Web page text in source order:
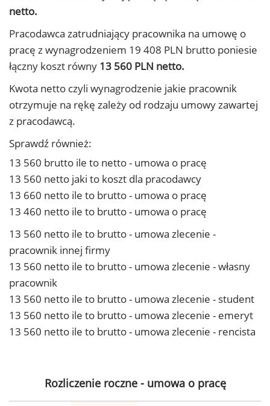
netto.
Pracodawca zatrudniający pracownika na umowę o
pracę z wynagrodzeniem 19 408 PLN brutto poniesie
łączny koszt równy 13 560 PLN netto.
Kwota netto czyli wynagrodzenie jakie pracownik
otrzymuje na rękę zależy od rodzaju umowy zawartej
z pracodawcą.
Sprawdź również:
13 560 brutto ile to netto - umowa o pracę
13 560 netto jaki to koszt dla pracodawcy
13 660 netto ile to brutto - umowa o pracę
13 460 netto ile to brutto - umowa o pracę
13 560 netto ile to brutto - umowa zlecenie -
pracownik innej firmy
13 560 netto ile to brutto - umowa zlecenie - własny
pracownik
13 560 netto ile to brutto - umowa zlecenie - student
13 560 netto ile to brutto - umowa zlecenie - emeryt
13 560 netto ile to brutto - umowa zlecenie - rencista
Rozliczenie roczne - umowa o pracę